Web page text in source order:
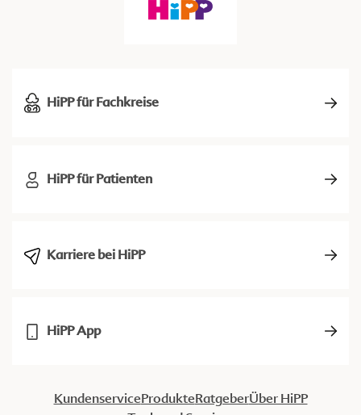
HiPP für Fachkreise
HiPP für Patienten
Karriere bei HiPP
HiPP App
KundenserviceProdukteRatgeberÜber HiPP